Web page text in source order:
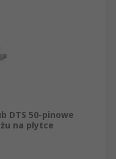
DTS 50-pinowe
na płytce